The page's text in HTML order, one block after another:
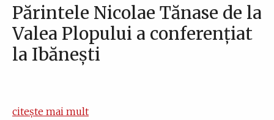
Părintele Nicolae Tănase de la
Valea Plopului a conferențiat
la Ibănești
citește mai mult